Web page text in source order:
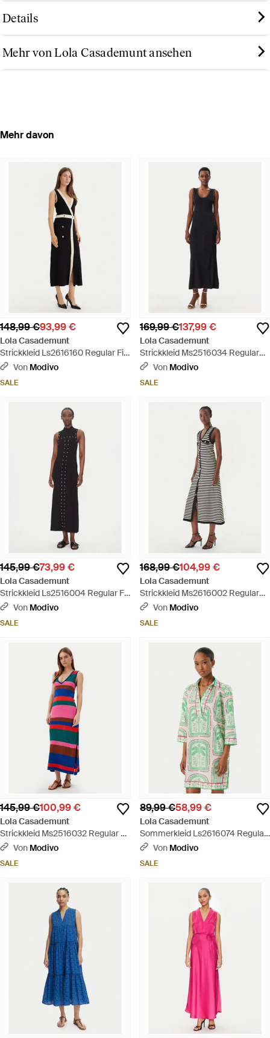
Details
Mehr von Lola Casademunt ansehen
Mehr davon
148,99 €93,99 €
Lola Casademunt
Strickkleid Ls2616160 Regular Fit
- Schwarz
Von Modivo
SALE
169,99 €137,99 €
Lola Casademunt
Strickkleid Ms2516034 Regular
Fit - Schwarz
Von Modivo
SALE
145,99 €73,99 €
Lola Casademunt
Strickkleid Ls2516004 Regular Fit
- Schwarz
Von Modivo
SALE
168,99 €104,99 €
Lola Casademunt
Strickkleid Ms2616002 Regular
Fit - Weiß
Von Modivo
SALE
145,99 €100,99 €
Lola Casademunt
Strickkleid Ms2516032 Regular Fit
- RotVon Modivo
SALE
89,99 €58,99 €
Lola Casademunt
Sommerkleid Ls2616074 Regular
Fit - Grün
Von Modivo
SALE